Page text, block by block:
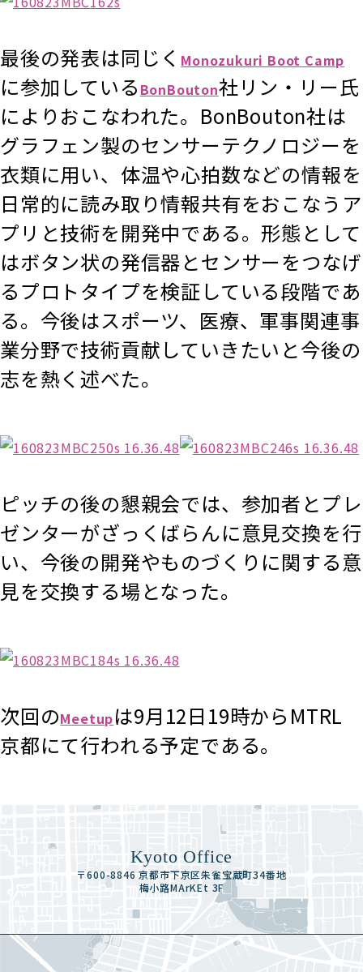
最後の発表は同じく Monozukuri Boot Camp
に参加している BonBouton社リン・リー氏
によりおこなわれた。BonBouton社は
グラフェン製のセンサーテクノロジーを
衣類に用い、体温や心拍数などの情報を
日常的に読み取り情報共有をおこなうア
プリと技術を開発中である。形態として
はボタン状の発信器とセンサーをつなげ
るプロトタイプを検証している段階であ
る。今後はスポーツ、医療、軍事関連事
業分野で技術貢献していきたいと今後の
志を熱く述べた。
ピッチの後の懇親会では、参加者とプレ
ゼンターがざっくばらんに意見交換を行
い、今後の開発やものづくりに関する意
見を交換する場となった。
次回のMeetupは9月12日19時からMTRL
京都にて行われる予定である。
Kyoto Office
〒600-8846 京都市下京区朱雀宝蔵町34番地
梅小路MArKEt 3F